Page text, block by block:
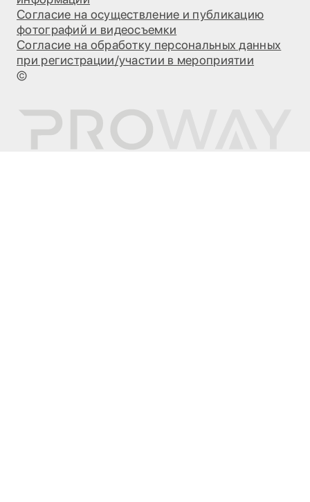
Согласие на осуществление и публикацию
фотографий и видеосъемки
Согласие на обработку персональных данных
при регистрации/участии в мероприятии
©